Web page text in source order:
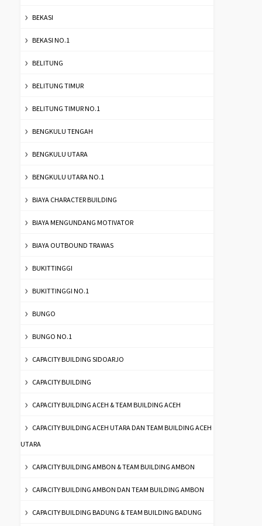
BEKASI
BEKASI NO.1
BELITUNG
BELITUNG TIMUR
BELITUNG TIMUR NO.1
BENGKULU TENGAH
BENGKULU UTARA
BENGKULU UTARA NO.1
BIAYA CHARACTER BUILDING
BIAYA MENGUNDANG MOTIVATOR
BIAYA OUTBOUND TRAWAS
BUKITTINGGI
BUKITTINGGI NO.1
BUNGO
BUNGO NO.1
CAPACITY BUILDING SIDOARJO
CAPACITY BUILDING
CAPACITY BUILDING ACEH & TEAM BUILDING ACEH
CAPACITY BUILDING ACEH UTARA DAN TEAM BUILDING ACEH
UTARA
CAPACITY BUILDING AMBON & TEAM BUILDING AMBON
CAPACITY BUILDING AMBON DAN TEAM BUILDING AMBON
CAPACITY BUILDING BADUNG & TEAM BUILDING BADUNG